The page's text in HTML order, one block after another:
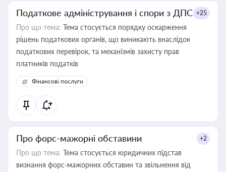
Податкове адміністрування і спори з ДПС +25
Про що тема: Тема стосується порядку оскарження
рішень податкових органів, що виникають внаслідок
податкових перевірок, та механізмів захисту прав
платників податків
Фінансові послуги
Про форс-мажорні обставини +2
Про що тема: Тема стосується юридичних підстав
визнання форс-мажорних обставин та звільнення від